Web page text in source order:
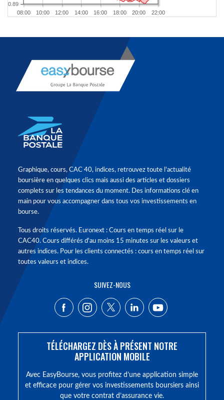
08:00 10:00 12:00 14:00 16:00 18:00 20:00 22:00
0.89
Graphique, cours, CAC 40, indices, retrouvez toute l'actualité
boursière en quelques clics mais aussi des articles et dossiers
complets sur les tendances du moment. Des informations clé en
main pour vous accompagner dans tous vos investissements en
bourse.
Tous droits réservés. Euronext : Cours en temps réel sur le
CAC40. Cours différés d'au moins 15 minutes sur les valeurs et
autres indices. Pour les clients connectés : cours en temps réel sur
toutes valeurs et indices.
SUIVEZ-NOUS
TÉLÉCHARGEZ DÈS À PRÉSENT NOTRE
APPLICATION MOBILE
Avec EasyBourse, vous profitez d’une application simple
et efficace pour gérer vos investissements boursiers ainsi
que votre contrat d’assurance vie.